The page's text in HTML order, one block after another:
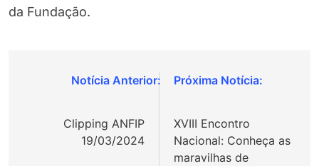
da Fundação.
Navegação
Clipping ANFIP
19/03/2024
XVIII Encontro
Nacional: Conheça as
maravilhas de